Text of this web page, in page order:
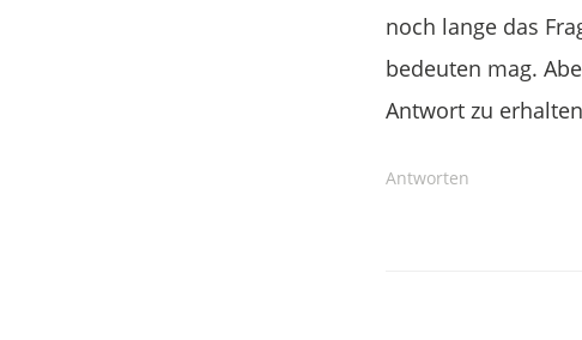
noch lange das
bedeuten mag.
Antwort zu
Antworten